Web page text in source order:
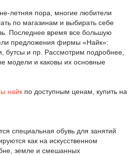
летняя пора, многие любители
по магазинам и выбирать себе
Последнее время все большую
предложения фирмы «Найк»:
бутсы и пр. Рассмотрим подробнее,
модели и каковы их основные
найк по доступным ценам, купить на
специальная обувь для занятий
как на искусственном
земле и смешанных